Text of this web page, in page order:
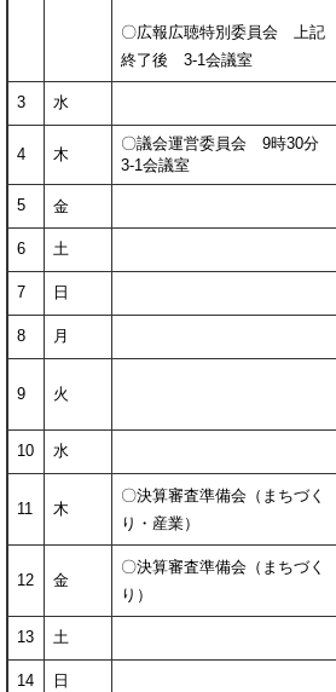
〇広報広聴特別委員会 上記
終了後 3-1会議室
3 水
4 木
〇議会運営委員会 9時30分
3-1会議室
5 金
6 土
7 日
8 月
9 火
10 水
11 木
〇決算審査準備会（まちづく
り・産業）
12 金
〇決算審査準備会（まちづく
り）
13 土
14 日